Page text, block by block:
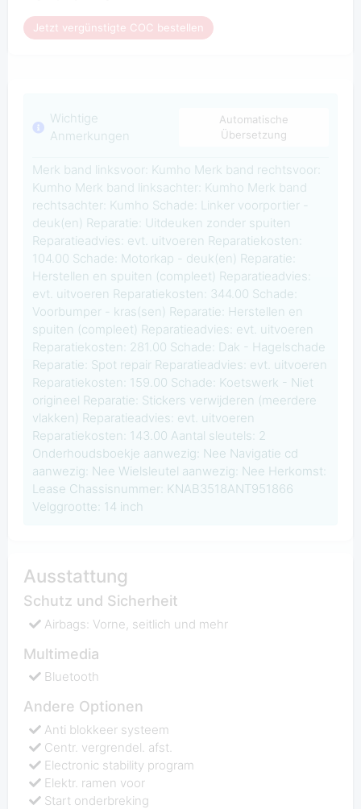
Jetzt vergünstigte COC bestellen
Wichtige
Anmerkungen
Automatische
Übersetzung
Merk band linksvoor: Kumho Merk band rechtsvoor:
Kumho Merk band linksachter: Kumho Merk band
rechtsachter: Kumho Schade: Linker voorportier -
deuk(en) Reparatie: Uitdeuken zonder spuiten
Reparatieadvies: evt. uitvoeren Reparatiekosten:
104.00 Schade: Motorkap - deuk(en) Reparatie:
Herstellen en spuiten (compleet) Reparatieadvies:
evt. uitvoeren Reparatiekosten: 344.00 Schade:
Voorbumper - kras(sen) Reparatie: Herstellen en
spuiten (compleet) Reparatieadvies: evt. uitvoeren
Reparatiekosten: 281.00 Schade: Dak - Hagelschade
Reparatie: Spot repair Reparatieadvies: evt. uitvoeren
Reparatiekosten: 159.00 Schade: Koetswerk - Niet
origineel Reparatie: Stickers verwijderen (meerdere
vlakken) Reparatieadvies: evt. uitvoeren
Reparatiekosten: 143.00 Aantal sleutels: 2
Onderhoudsboekje aanwezig: Nee Navigatie cd
aanwezig: Nee Wielsleutel aanwezig: Nee Herkomst:
Lease Chassisnummer: KNAB3518ANT951866
Velggrootte: 14 inch
Ausstattung
Schutz und Sicherheit
Airbags: Vorne, seitlich und mehr
Multimedia
Bluetooth
Andere Optionen
Anti blokkeer systeem
Centr. vergrendel. afst.
Electronic stability program
Elektr. ramen voor
Start onderbreking